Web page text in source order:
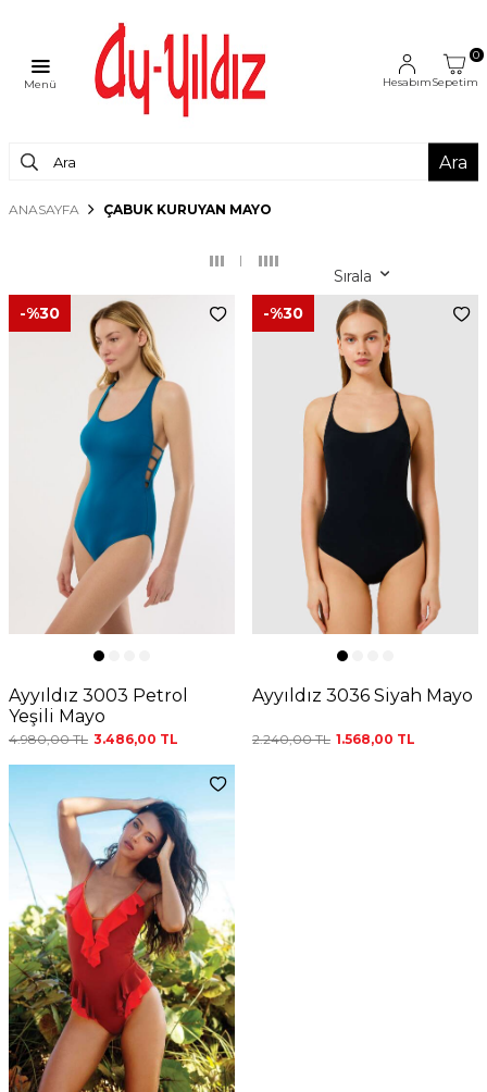
Menü Hesabım
0
Sepetim
Ara
ANASAYFA ÇABUK KURUYAN MAYO
Sırala
-%30
Ayyıldız 3003 Petrol
Yeşili Mayo
4.980,00TL 3.486,00 TL
-%30
Ayyıldız 3036 Siyah Mayo
2.240,00TL 1.568,00 TL